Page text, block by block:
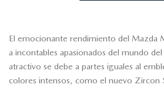
El emocionante rendimiento del Mazda
a incontables apasionados del mundo
atractivo se debe a partes iguales al
colores intensos, como el nuevo Zircon